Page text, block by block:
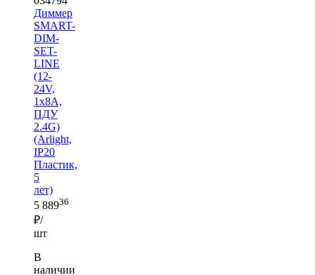
Диммер
SMART-
DIM-
SET-
LINE
(12-
24V,
1x8A,
ПДУ
2.4G)
(Arlight,
IP20
Пластик,
5
лет)
5 88936
₽/
шт
В
наличии